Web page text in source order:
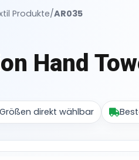
Produkte/AR035
Hand
direkt wählbar